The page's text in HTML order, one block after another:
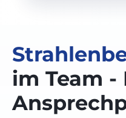
im Team -